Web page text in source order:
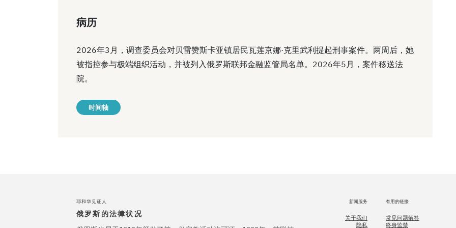
病历
2026年3月，调查委员会对贝雷赞斯卡亚镇居民瓦莲京娜·克里武利提起刑事案件。两周后，她
被指控参与极端组织活动，并被列入俄罗斯联邦金融监管局名单。2026年5月，案件移送法
院。
时间轴
耶和华见证人
俄罗斯的法律状况
新闻服务
关于我们
隐私
有用的链接
常见问题解答
终身监禁